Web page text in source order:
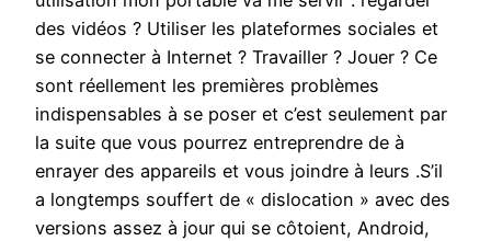
des vidéos ? Utiliser les plateformes sociales et
se connecter à Internet ? Travailler ? Jouer ? Ce
sont réellement les premières problèmes
indispensables à se poser et c’est seulement par
la suite que vous pourrez entreprendre de à
enrayer des appareils et vous joindre à leurs .S’il
a longtemps souffert de « dislocation » avec des
versions assez à jour qui se côtoient, Android,